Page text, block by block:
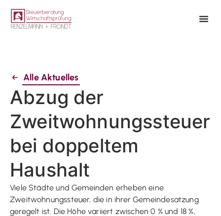
Alle Aktuelles
Abzug der
Zweitwohnungssteuer
bei doppeltem
Haushalt
Viele Städte und Gemeinden erheben eine
Zweitwohnungssteuer, die in ihrer Gemeindesatzung
geregelt ist. Die Höhe variiert zwischen 0 % und 18 %,